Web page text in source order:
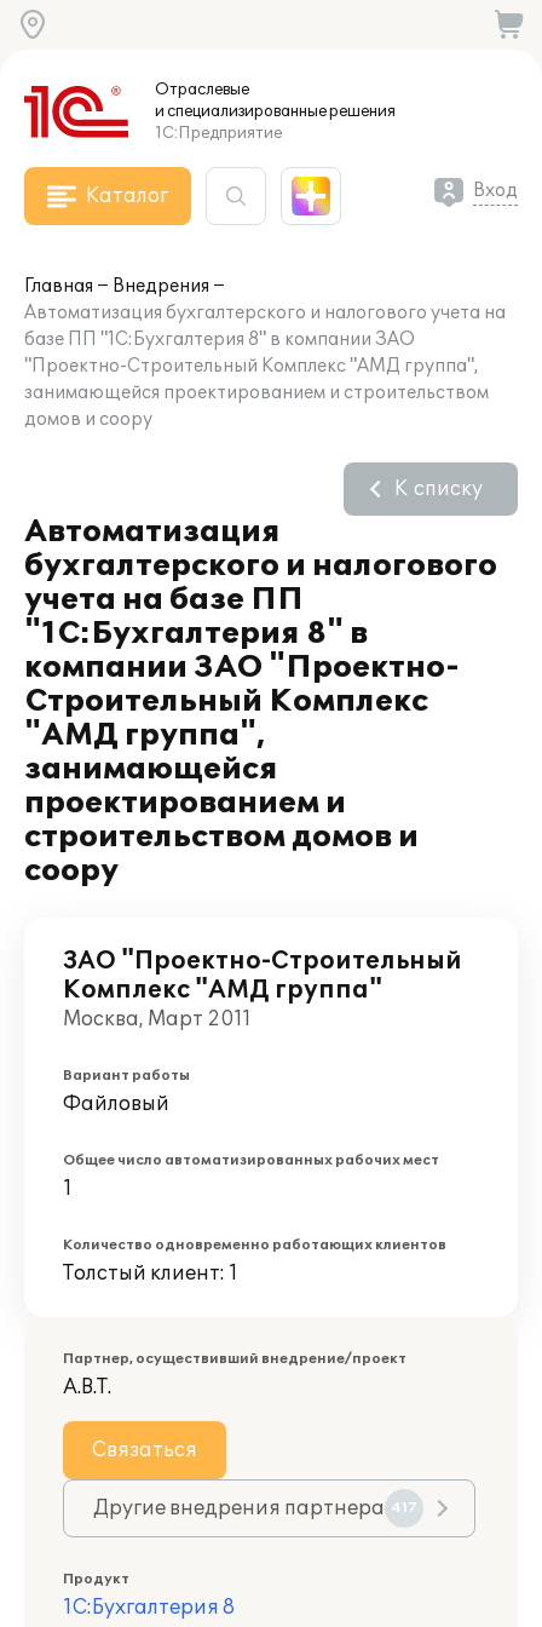
Отраслевые
и специализированныерешения
1С:Предприятие
Каталог Вход
Главная
Внедрения
Автоматизация бухгалтерского и налогового учета на
базе ПП "1C:Бухгалтерия 8" в компании ЗАО
"Проектно-Строительный Комплекс "АМД группа",
занимающейся проектированием и строительством
домов и соору
Автоматизация
бухгалтерского и налогового
учета на базе ПП
"1C:Бухгалтерия 8" в
компании ЗАО "Проектно-
Строительный Комплекс
"АМД группа",
занимающейся
проектированием и
строительством домов и
соору
К списку
ЗАО "Проектно-Строительный
Комплекс "АМД группа"
Москва, Март 2011
Вариант работы
Файловый
Общее число автоматизированных рабочих мест
1
Количество одновременно работающих клиентов
Толстый клиент: 1
Партнер, осуществивший внедрение/проект
А.В.Т.
Связаться
Другие внедрения партнера 417
Продукт
1С:Бухгалтерия 8